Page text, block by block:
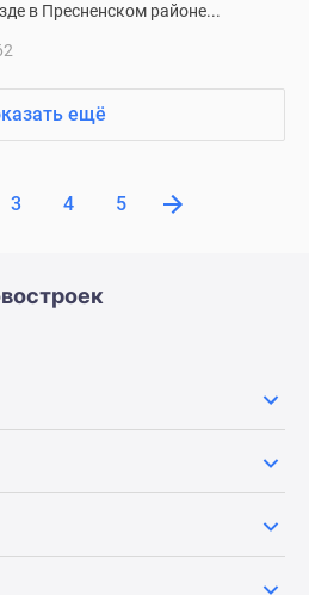
в Пресненском районе...
ещё
3 4 5